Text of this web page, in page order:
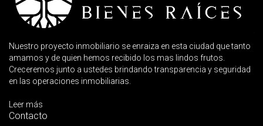
Nuestro proyecto inmobiliario se enraiza en esta ciudad que tanto
amamos y de quien hemos recibido los mas lindos frutos.
Creceremos junto a ustedes brindando transparencia y seguridad
en las operaciones inmobiliarias.
Leer más
Contacto